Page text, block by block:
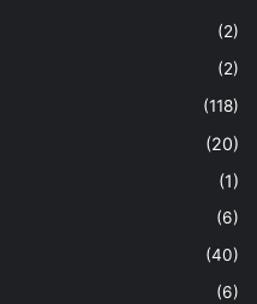
(2)
(2)
(118)
(20)
(1)
(6)
(40)
(6)